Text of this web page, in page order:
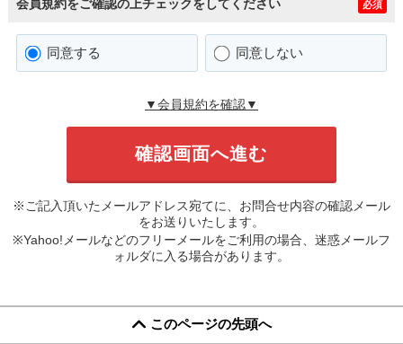
会員規約をご確認の上チェックをしてください 必須
同意する 同意しない
▼会員規約を確認▼
※ご記入頂いたメールアドレス宛てに、お問合せ内容の確認メール
をお送りいたします。
※Yahoo!メールなどのフリーメールをご利用の場合、迷惑メールフ
ォルダに入る場合があります。
このページの先頭へ